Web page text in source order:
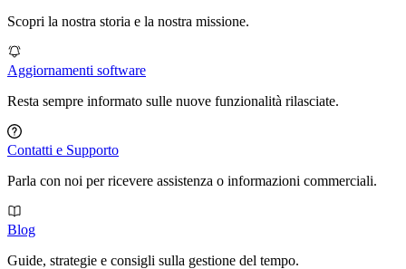
Scopri la nostra storia e la nostra missione.
Aggiornamenti software
Resta sempre informato sulle nuove funzionalità rilasciate.
Contatti e Supporto
Parla con noi per ricevere assistenza o informazioni commerciali.
Blog
Guide, strategie e consigli sulla gestione del tempo.